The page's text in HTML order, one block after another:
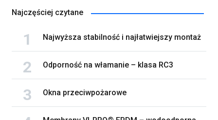
Najczęściej czytane
Najwyższa stabilność i najłatwiejszy montaż
Odporność na włamanie – klasa RC3
Okna przeciwpożarowe